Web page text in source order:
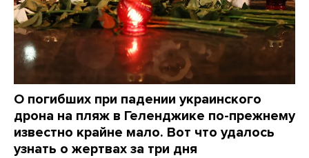
О погибших при падении украинского
дрона на пляж в Геленджике по-прежнему
известно крайне мало. Вот что удалось
узнать о жертвах за три дня